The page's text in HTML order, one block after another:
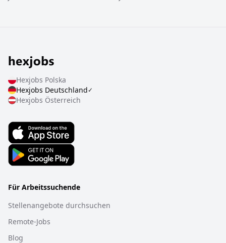
Hexjobs Polska
Hexjobs Deutschland✓
Hexjobs Österreich
Für Arbeitssuchende
Stellenangebote durchsuchen
Remote-Jobs
Blog